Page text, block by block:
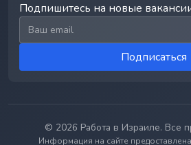
Подпишитесь на новые
Email для подписки
Подписаться
© 2026 Работа в Израиле. Все
Информация на сайте